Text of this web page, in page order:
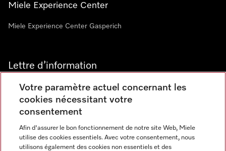
Miele Experience Center
Miele Experience Center Gasperich
Lettre d’information
Langue
Votre paramètre actuel concernant les
cookies nécessitant votre
consentement
Afin d'assurer le bon fonctionnement de notre site Web, Miele
utilise des cookies essentiels. Avec votre consentement, nous
utilisons également des cookies non essentiels et des